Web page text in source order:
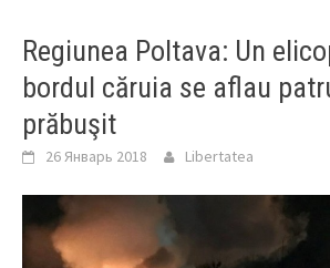
Regiunea Poltava: Un
bordul căruia se aflau
prăbuşit
26 Январь 2018 Libertatea